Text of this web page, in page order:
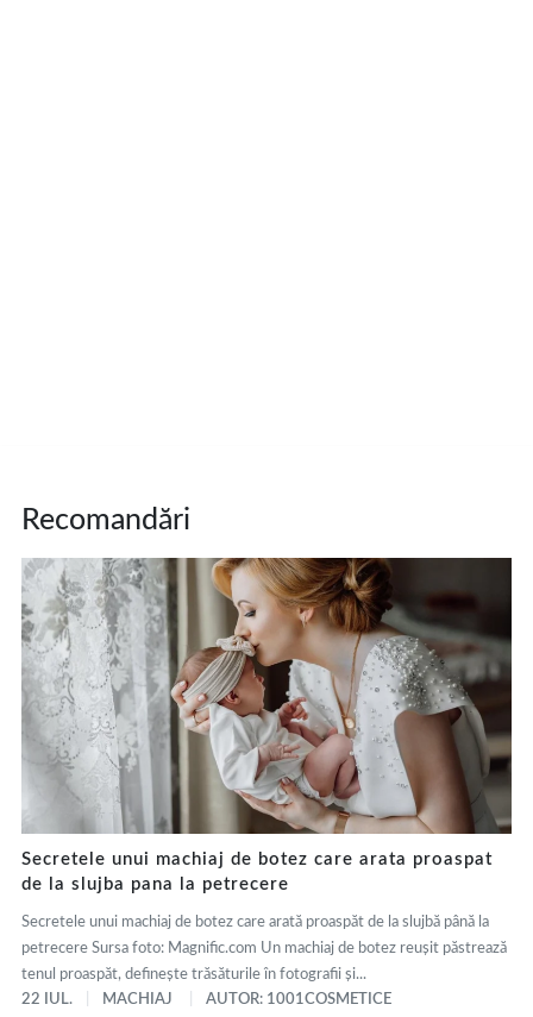
Recomandări
Secretele unui machiaj de botez care arata proaspat
de la slujba pana la petrecere
Secretele unui machiaj de botez care arată proaspăt de la slujbă până la
petrecere Sursa foto: Magnific.com Un machiaj de botez reușit păstrează
tenul proaspăt, definește trăsăturile în fotografii și...
22 IUL.
MACHIAJ AUTOR: 1001COSMETICE